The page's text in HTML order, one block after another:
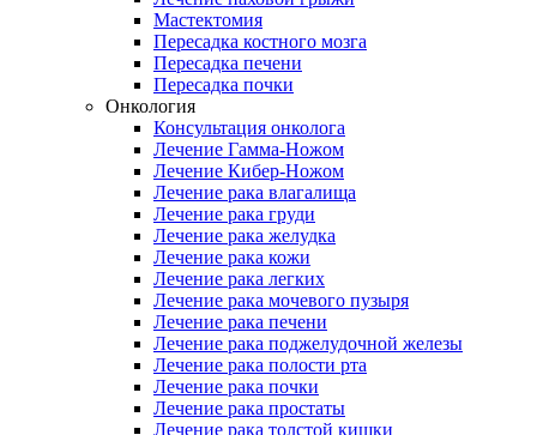
Мастектомия
Пересадка костного мозга
Пересадка печени
Пересадка почки
Онкология
Консультация онколога
Лечение Гамма-Ножом
Лечение Кибер-Ножом
Лечение рака влагалища
Лечение рака груди
Лечение рака желудка
Лечение рака кожи
Лечение рака легких
Лечение рака мочевого пузыря
Лечение рака печени
Лечение рака поджелудочной железы
Лечение рака полости рта
Лечение рака почки
Лечение рака простаты
Лечение рака толстой кишки